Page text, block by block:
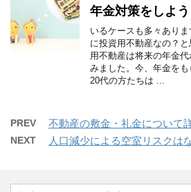
年金対策をしよう
いるケースも多々あり
に投資用不動産なの？
用不動産は将来の年金
みました。今、年金を
20代の方たちは ...
PREV 不動産の敷金・礼金について
NEXT 人口減少による空室リスクは